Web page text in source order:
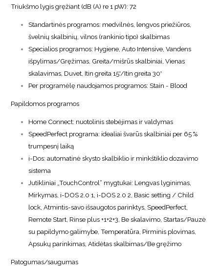
Triukšmo lygis gręžiant (dB (A) re 1 pW): 72
Standartinės programos: medvilnės, lengvos priežiūros,
švelnių skalbinių, vilnos (rankinio tipo) skalbimas
Specialios programos: Hygiene, Auto Intensive, Vandens
išpylimas/Gręžimas, Greita/mišrūs skalbiniai, Vienas
skalavimas, Duvet, Itin greita 15'/Itin greita 30'
Per programėlę naudojamos programos: Stain - Blood
Papildomos programos
Home Connect: nuotolinis stebėjimas ir valdymas
SpeedPerfect programa: idealiai švarūs skalbiniai per 65 %
trumpesnį laiką
i-Dos: automatinė skysto skalbiklio ir minkštiklio dozavimo
sistema
Jutikliniai „TouchControl“ mygtukai: Lengvas lyginimas,
Mirkymas, i-DOS 2.0 1, i-DOS 2.0 2, Basic setting / Child
lock, Atmintis-savo išsaugotos parinktys, SpeedPerfect,
Remote Start, Rinse plus +1+2+3, Be skalavimo, Startas/Pauzė
su papildymo galimybe, Temperatūra, Pirminis plovimas,
Apsukų parinkimas, Atidėtas skalbimas/Be gręžimo
Patogumas/saugumas